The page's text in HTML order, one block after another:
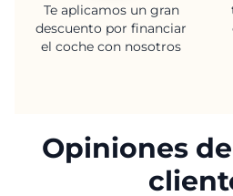
Te aplicamos un gran
descuento por financiar
el coche con nosotros
Opiniones